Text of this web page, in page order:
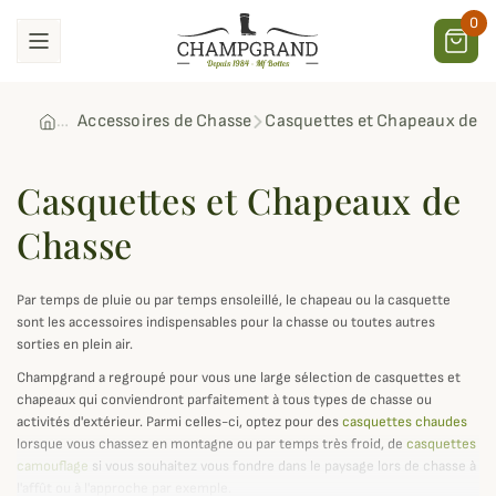
0
Accessoires de Chasse Casquettes et Chapeaux de
Casquettes et Chapeaux de
Chasse
Par temps de pluie ou par temps ensoleillé, le chapeau ou la casquette
sont les accessoires indispensables pour la chasse ou toutes autres
sorties en plein air.
Champgrand a regroupé pour vous une large sélection de casquettes et
chapeaux qui conviendront parfaitement à tous types de chasse ou
activités d'extérieur. Parmi celles-ci, optez pour descasquettes chaudes
lorsque vous chassez en montagne ou par temps très froid, de casquettes
camouflage si vous souhaitez vous fondre dans le paysage lors de chasse à